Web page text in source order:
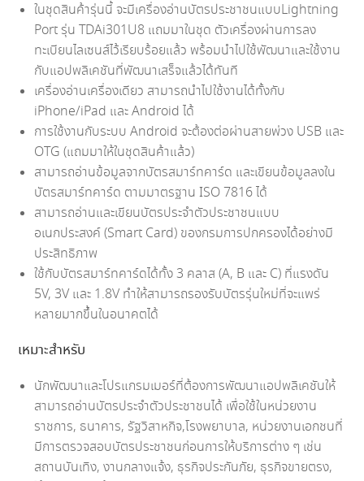
ในชุดสินค้ารุ่นนี้ จะมีเครื่องอ่านบัตรประชาชนแบบLightning
Port รุ่น TDAi301U8 แถมมาในชุด ตัวเครื่องผ่านการลง
ทะเบียนไลเซนส์ไว้เรียบร้อยแล้ว พร้อมนำไปใช้พัฒนาและใช้งาน
กับแอปพลิเคชันที่พัฒนาเสร็จแล้วได้ทันที
เครื่องอ่านเครื่องเดียว สามารถนำไปใช้งานได้ทั้งกับ
iPhone/iPad และ Android ได้
การใช้งานกับระบบ Android จะต้องต่อผ่านสายพ่วง USB และ
OTG (แถมมาให้ในชุดสินค้าแล้ว)
สามารถอ่านข้อมูลจากบัตรสมาร์ทคาร์ด และเขียนข้อมูลลงใน
บัตรสมาร์ทคาร์ด ตามมาตรฐาน ISO 7816 ได้
สามารถอ่านและเขียนบัตรประจำตัวประชาชนแบบ
อเนกประสงค์ (Smart Card) ของกรมการปกครองได้อย่างมี
ประสิทธิภาพ
ใช้กับบัตรสมาร์ทคาร์ดได้ทั้ง 3 คลาส (A, B และ C) ที่แรงดัน
5V, 3V และ 1.8V ทำให้สามารถรองรับบัตรรุ่นใหม่ที่จะแพร่
หลายมากขึ้นในอนาคตได้
เหมาะสำหรับ
นักพัฒนาและโปรแกรมเมอร์ที่ต้องการพัฒนาแอปพลิเคชันให้
สามารถอ่านบัตรประจำตัวประชาชนได้ เพื่อใช้ในหน่วยงาน
ราชการ, ธนาคาร, รัฐวิสาหกิจ,โรงพยาบาล, หน่วยงานเอกชนที่
มีการตรวจสอบบัตรประชาชนก่อนการให้บริการต่าง ๆ เช่น
สถานบันเทิง, งานกลางแจ้ง, ธุรกิจประกันภัย, ธุรกิจขายตรง,